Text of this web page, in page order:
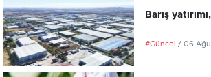
Barış
#Güncel / 06